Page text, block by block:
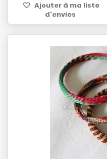
Ajouter à ma liste
d'envies